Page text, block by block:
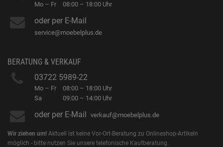
Mo – Fr 08:00 – 18:00 Uhr
oder per E-Mail
service@moebelplus.de
BERATUNG & VERKAUF
03722 5989-22
Mo – Fr
Sa
08:00 – 18:00 Uhr
09:00 – 14:00 Uhr
oder per E-Mail verkauf@moebelplus.de
Wir ziehen um! Aktuell ist keine Vor-Ort-Beratung zu Onlineshop-Artikeln
möglich - bitte nutzen Sie unsere telefonische Kaufberatung.